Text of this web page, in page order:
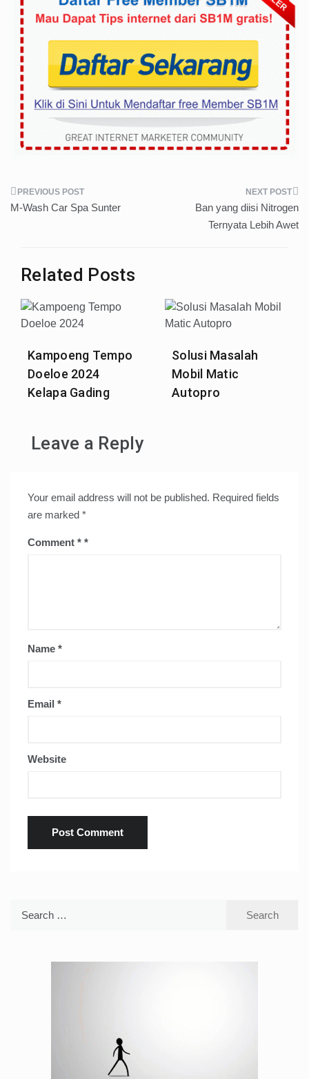
Post
M-Wash Car Spa Sunter
Ban yang diisi Nitrogen
Ternyata Lebih Awet
Related Posts
Kampoeng Tempo
Doeloe 2024
Kelapa Gading
Solusi Masalah
Mobil Matic
Autopro
Leave a Reply
Your email address will not be published. Required fields
are marked *
Comment *
Name *
Email *
Website